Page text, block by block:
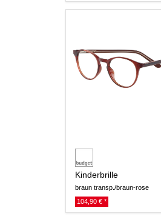
Kinderbrille
braun transp./braun-rose
104,90 € *